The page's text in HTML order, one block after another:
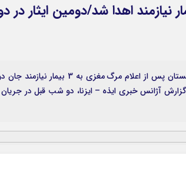
جوان پرچستانی به 3 بیمار نیازمند اهدا شد/
اعضای جوان مرگ مغزی شده اهل روستای
آژانس خبری ایذه – ایزنا، دو شب قبل در